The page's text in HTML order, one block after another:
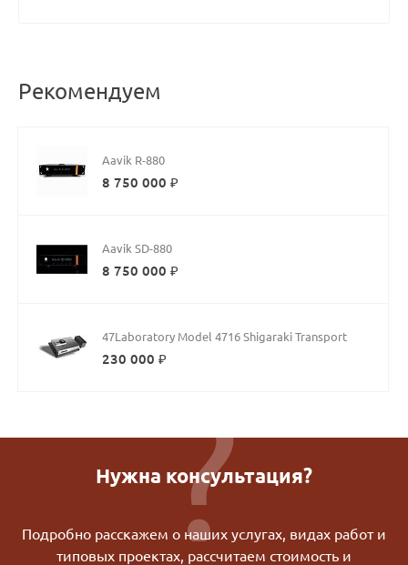
Рекомендуем
Aavik R-880
8 750 000 ₽
Aavik SD-880
8 750 000 ₽
47Laboratory Model 4716 Shigaraki Transport
230 000 ₽
Нужна консультация?
Подробно расскажем о наших услугах, видах работ и
типовых проектах, рассчитаем стоимость и